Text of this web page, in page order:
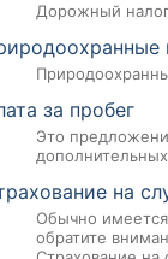
Дорожный
за пробег
Это
на
Обычно
обратите